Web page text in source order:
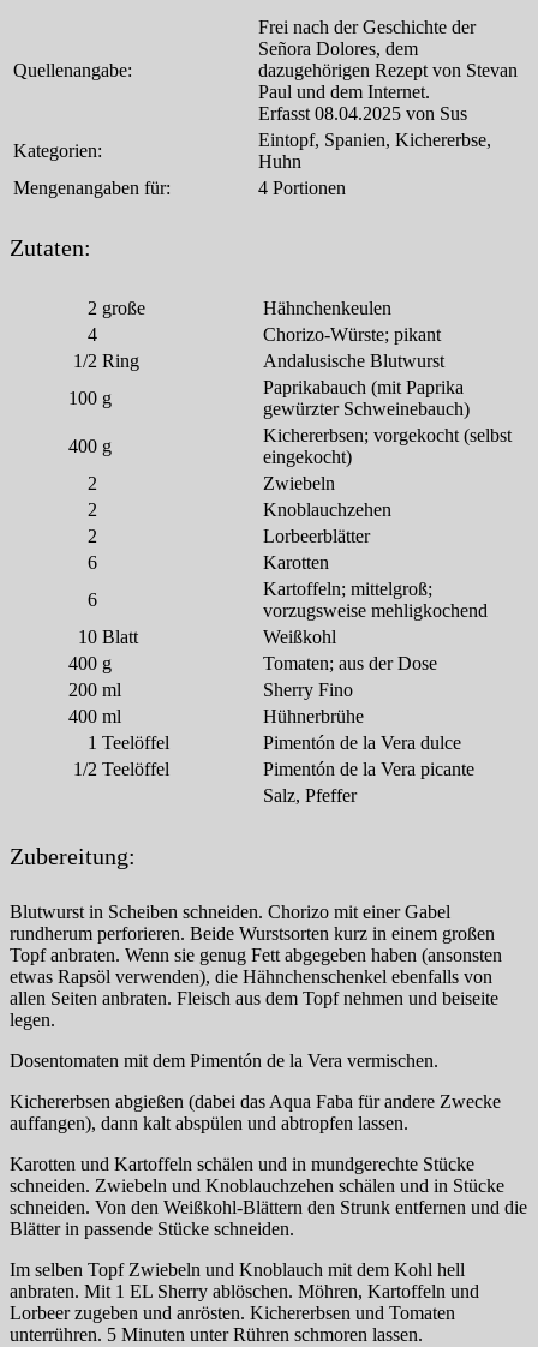
Quellenangabe:
Frei nach der Geschichte der
Señora Dolores, dem
dazugehörigen Rezept von Stevan
Paul und dem Internet.
Erfasst 08.04.2025 von Sus
Kategorien:
Eintopf, Spanien, Kichererbse,
Huhn
Mengenangaben für:
4 Portionen
Zutaten:
2 große
Hähnchenkeulen
4
Chorizo-Würste; pikant
1/2 Ring
Andalusische Blutwurst
100 g
Paprikabauch (mit Paprika
gewürzter Schweinebauch)
400 g
Kichererbsen; vorgekocht (selbst
eingekocht)
2
Zwiebeln
2
Knoblauchzehen
2
Lorbeerblätter
6
Karotten
6
Kartoffeln; mittelgroß;
vorzugsweise mehligkochend
10 Blatt
Weißkohl
400 g
Tomaten; aus der Dose
200 ml
Sherry Fino
400 ml
Hühnerbrühe
1 Teelöffel
Pimentón de la Vera dulce
1/2 Teelöffel
Pimentón de la Vera picante
Salz, Pfeffer
Zubereitung:
Blutwurst in Scheiben schneiden. Chorizo mit einer Gabel
rundherum perforieren. Beide Wurstsorten kurz in einem großen
Topf anbraten. Wenn sie genug Fett abgegeben haben (ansonsten
etwas Rapsöl verwenden), die Hähnchenschenkel ebenfalls von
allen Seiten anbraten. Fleisch aus dem Topf nehmen und beiseite
legen.
Dosentomaten mit dem Pimentón de la Vera vermischen.
Kichererbsen abgießen (dabei das Aqua Faba für andere Zwecke
auffangen), dann kalt abspülen und abtropfen lassen.
Karotten und Kartoffeln schälen und in mundgerechte Stücke
schneiden. Zwiebeln und Knoblauchzehen schälen und in Stücke
schneiden. Von den Weißkohl-Blättern den Strunk entfernen und die
Blätter in passende Stücke schneiden.
Im selben Topf Zwiebeln und Knoblauch mit dem Kohl hell
anbraten. Mit 1 EL Sherry ablöschen. Möhren, Kartoffeln und
Lorbeer zugeben und anrösten. Kichererbsen und Tomaten
unterrühren. 5 Minuten unter Rühren schmoren lassen.